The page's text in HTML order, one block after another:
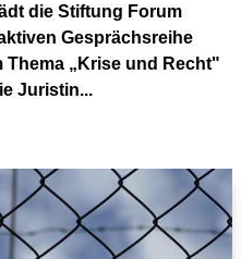
die Stiftung Forum
Gesprächsreihe
Thema „Krise und Recht"
Juristin...